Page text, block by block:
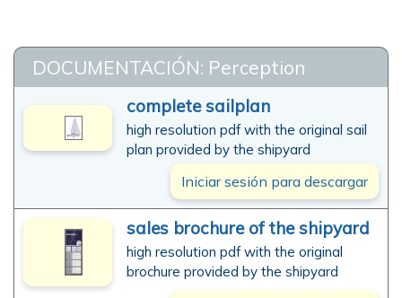
DOCUMENTACIÓN: Perception
complete sailplan
high resolution pdf with the original sail
plan provided by the shipyard
Iniciar sesión para descargar
sales brochure of the shipyard
high resolution pdf with the original
brochure provided by the shipyard